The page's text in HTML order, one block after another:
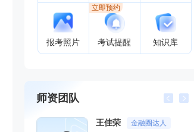
报考照片 考试提醒
立即预约
知识库
师资团队
王佳荣 金融圈达人